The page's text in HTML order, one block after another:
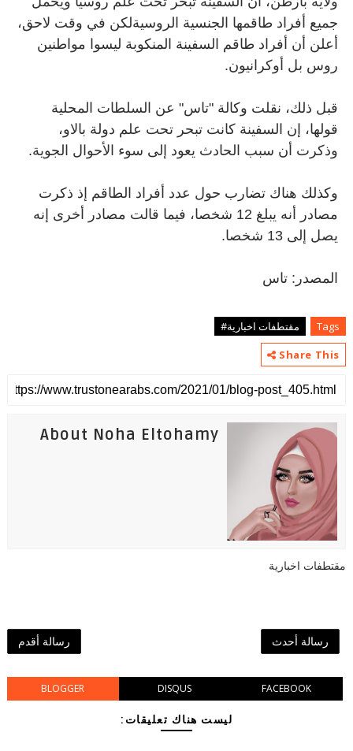
جميع أفراد طاقمها الجنسية الروسيةلكن في وقت لاحق،
أعلن أن أفراد طاقم السفينة المنكوبة ليسوا مواطنين
روس بل أوكرانيون.
قبل ذلك، نقلت وكالة "تاس" عن السلطات المحلية
قولها، إن السفينة كانت تبحر تحت علم دولة بالاو،
وذكرت أن سبب الحادث يعود إلى سوء الأحوال الجوية.
وكذلك هناك تضارب حول عدد أفراد الطاقم إذ ذكرت
مصادر أنه يبلغ 12 شخصا، فيما قالت مصادر أخرى إنه
يصل إلى 13 شخصا.
المصدر: تاس
Tags
مقتطفات اخبارية#
Share This
About Noha Eltohamy
مقتطفات اخبارية
رسالة أحدث رسالة أقدم
BLOGGER DISQUS FACEBOOK
ليست هناك تعليقات: